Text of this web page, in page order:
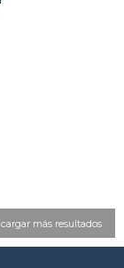
cargar más resultados